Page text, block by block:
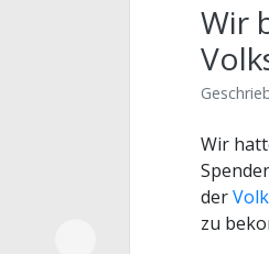
Wir
Wir
der
zu